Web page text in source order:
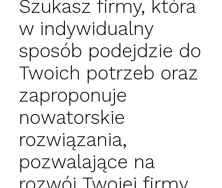
Szukasz firmy, która
w indywidualny
sposób podejdzie do
Twoich potrzeb oraz
zaproponuje
nowatorskie
rozwiązania,
pozwalające na